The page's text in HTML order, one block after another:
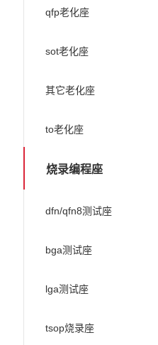
qfp老化座
sot老化座
其它老化座
to老化座
烧录编程座
dfn/qfn8测试座
bga测试座
lga测试座
tsop烧录座